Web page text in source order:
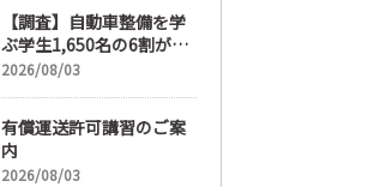
【調査】自動車整備を学
ぶ学生1,650名の6割が就
職先選びで「給与」を最
日以上」希望も66.3%
2026/08/03
有償運送許可講習のご案
内
2026/08/03